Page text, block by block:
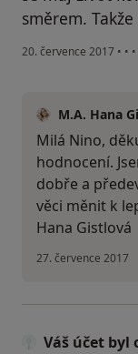
směrem.
20. července 2017 • • •
M.A. Hana
Milá Nino,
hodnocení.
dobře a
věci měnit k
Hana Gistlová
27. července 2017
Váš účet byl